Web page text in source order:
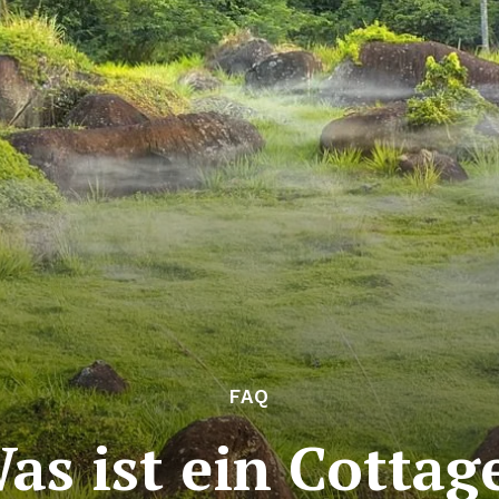
FAQ
ist ein